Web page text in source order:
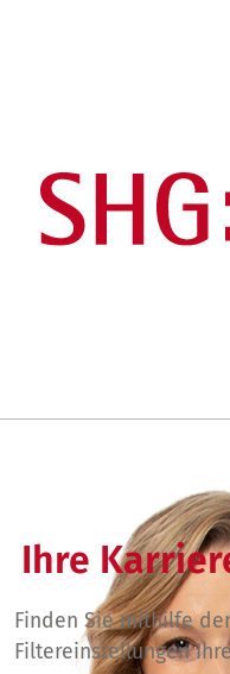
Ihre
Finden Sie mithilfe
Filtereinstellungen